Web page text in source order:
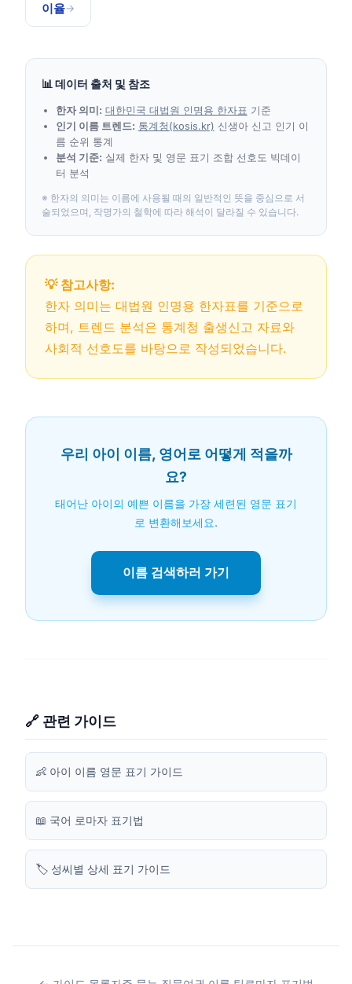
이율→
📊 데이터 출처 및 참조
한자 의미: 대한민국 대법원 인명용 한자표 기준
인기 이름 트렌드: 통계청(kosis.kr) 신생아 신고 인기 이
름 순위 통계
분석 기준: 실제 한자 및 영문 표기 조합 선호도 빅데이
터 분석
※ 한자의 의미는 이름에 사용될 때의 일반적인 뜻을 중심으로 서
술되었으며, 작명가의 철학에 따라 해석이 달라질 수 있습니다.
💡 참고사항:
한자 의미는 대법원 인명용 한자표를 기준으로
하며, 트렌드 분석은 통계청 출생신고 자료와
사회적 선호도를 바탕으로 작성되었습니다.
우리 아이 이름, 영어로 어떻게 적을까
요?
태어난 아이의 예쁜 이름을 가장 세련된 영문 표기
로 변환해보세요.
이름 검색하러 가기
🔗 관련 가이드
👶 아이 이름 영문 표기 가이드
📖 국어 로마자 표기법
🏷️ 성씨별 상세 표기 가이드